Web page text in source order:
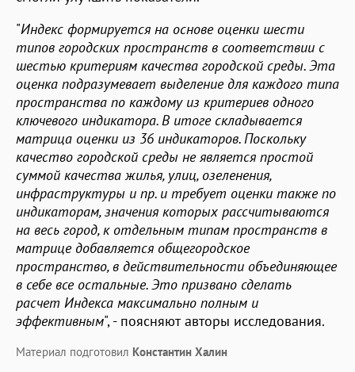
"Индекс формируется на основе оценки шести
типов городских пространств в соответствии с
шестью критериям качества городской среды. Эта
оценка подразумевает выделение для каждого типа
пространства по каждому из критериев одного
ключевого индикатора. В итоге складывается
матрица оценки из 36 индикаторов. Поскольку
качество городской среды не является простой
суммой качества жилья, улиц, озеленения,
инфраструктуры и пр. и требует оценки также по
индикаторам, значения которых рассчитываются
на весь город, к отдельным типам пространств в
матрице добавляется общегородское
пространство, в действительности объединяющее
в себе все остальные. Это призвано сделать
расчет Индекса максимально полным и
эффективным", - поясняют авторы исследования.
Материал подготовил Константин Халин